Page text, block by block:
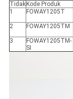
Tidak Kode Produk
1
FOWAY1205T
2
FOWAY1205TM
3
FOWAY1205TM-
SI